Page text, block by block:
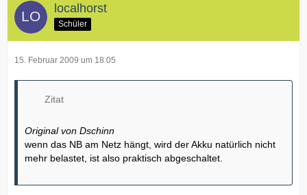
localhorst
Schüler
15. Februar 2009 um 18:05
Zitat
Original von Dschinn
wenn das NB am Netz hängt, wird der Akku natürlich nicht
mehr belastet, ist also praktisch abgeschaltet.